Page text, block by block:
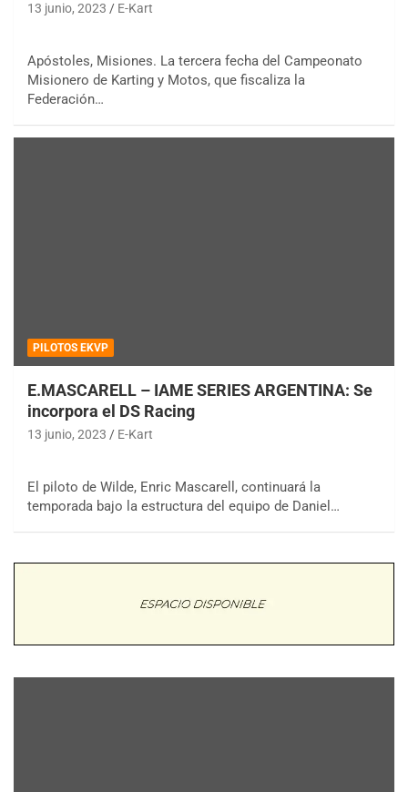
13 junio, 2023 E-Kart
Apóstoles, Misiones. La tercera fecha del Campeonato
Misionero de Karting y Motos, que fiscaliza la
Federación…
PILOTOS EKVP
E.MASCARELL – IAME SERIES ARGENTINA: Se
incorpora el DS Racing
13 junio, 2023 E-Kart
El piloto de Wilde, Enric Mascarell, continuará la
temporada bajo la estructura del equipo de Daniel…